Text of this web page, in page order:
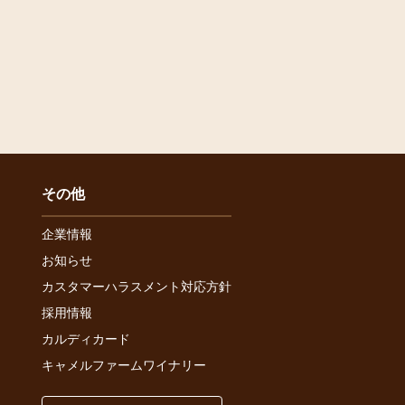
その他
企業情報
お知らせ
カスタマーハラスメント対応方針
採用情報
カルディカード
キャメルファームワイナリー